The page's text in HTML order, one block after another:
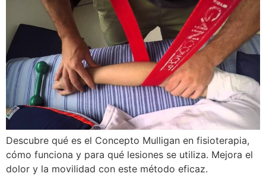
Descubre qué es el Concepto Mulligan en fisioterapia,
cómo funciona y para qué lesiones se utiliza. Mejora el
dolor y la movilidad con este método eficaz.